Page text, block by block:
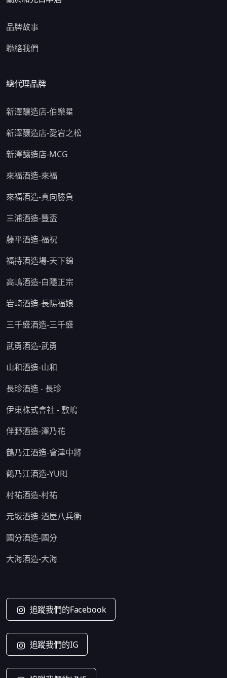
品牌故事
聯絡我們
總代理品牌
新澤釀造店-伯樂星
新澤釀造店-愛宕之松
新澤釀造店-MCG
來福酒造-來福
來福酒造-真向勝負
三浦酒造-豐盃
藤平酒造-福祝
福持酒造場-天下錦
高嶋酒造-白隱正宗
岩崎酒造-長陽福娘
三千盛酒造-三千盛
武勇酒造-武勇
山和酒造-山和
長珍酒造 - 長珍
伊東株式會社 - 敷嶋
伴野酒造-澤乃花
鶴乃江酒造-會津中將
鶴乃江酒造-YURI
村祐酒造-村祐
元坂酒造-酒屋八兵衛
國分酒造-國分
大海酒造-大海
追蹤我們的Facebook
追蹤我們的IG